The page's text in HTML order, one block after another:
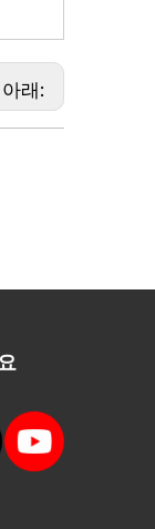
아래: